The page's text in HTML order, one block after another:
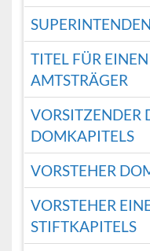
TITEL FÜR
AMTSTRÄGER
VORSITZENDER
DOMKAPITELS
VORSTEHER
VORSTEHER
STIFTKAPITELS